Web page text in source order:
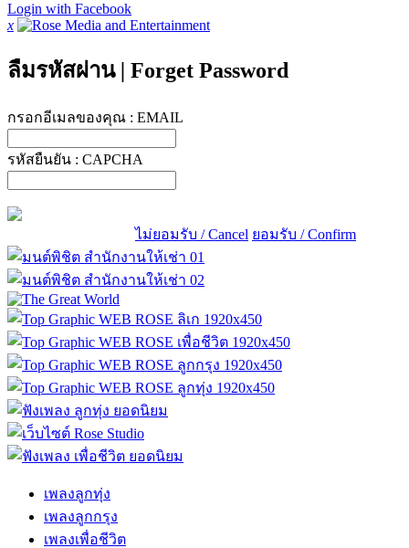
Login with Facebook
x
ลืมรหัสผ่าน | Forget Password
กรอกอีเมลของคุณ : EMAIL
รหัสยืนยัน : CAPCHA
ไม่ยอมรับ / Cancel ยอมรับ / Confirm
เพลงลูกทุ่ง
เพลงลูกกรุง
เพลงเพื่อชีวิต